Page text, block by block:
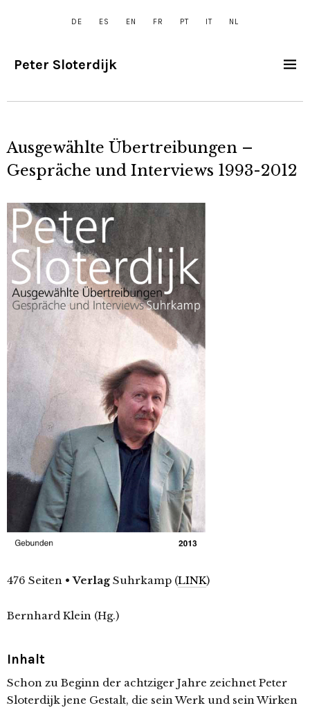
DE ES EN FR PT IT NL
Peter Sloterdijk
Ausgewählte Übertreibungen –
Gespräche und Interviews 1993-2012
476 Seiten • Verlag Suhrkamp (LINK)
Bernhard Klein (Hg.)
Inhalt
Schon zu Beginn der achtziger Jahre zeichnet Peter
Sloterdijk jene Gestalt, die sein Werk und sein Wirken